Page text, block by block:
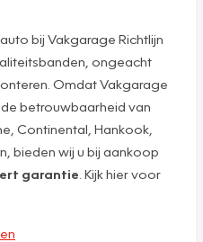
bij Vakgarage Richtlijn
ongeacht
Omdat Vakgarage
betrouwbaarheid van
Continental, Hankook,
bieden wij u bij aankoop
garantie . Kijk hier voor